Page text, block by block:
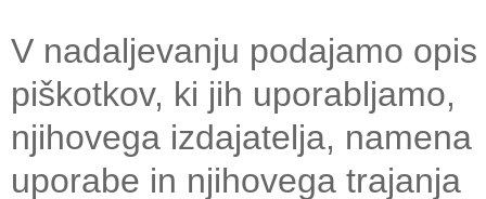
V nadaljevanju podajamo opis
piškotkov, ki jih uporabljamo,
njihovega izdajatelja, namena
uporabe in njihovega trajanja